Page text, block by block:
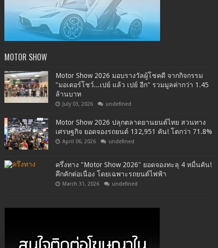
MOTOR SHOW
Motor Show 2026 มอบรางวัลผู้โชคดี จากกิจกรรม
"มอเตอร์โชว์...เปย์ แล้ว เปย์ อีก" รวมมูลค่ากว่า 1.45
ล้านบาท
July 03, 2026 undefined
Motor Show 2026 ปลุกตลาดยานยนต์ไทย สวนทาง
เศรษฐกิจ ยอดจองรถยนต์ 132,951 คัน! โตกว่า 71.8%
April 06, 2026 undefined
ครึ่งทาง "Motor Show 2026" ยอดจองทะลุ 4 หมื่นคัน!
คึกคักต่อเนื่อง โดยเฉพาะรถยนต์ไฟฟ้า
March 31, 2026 undefined